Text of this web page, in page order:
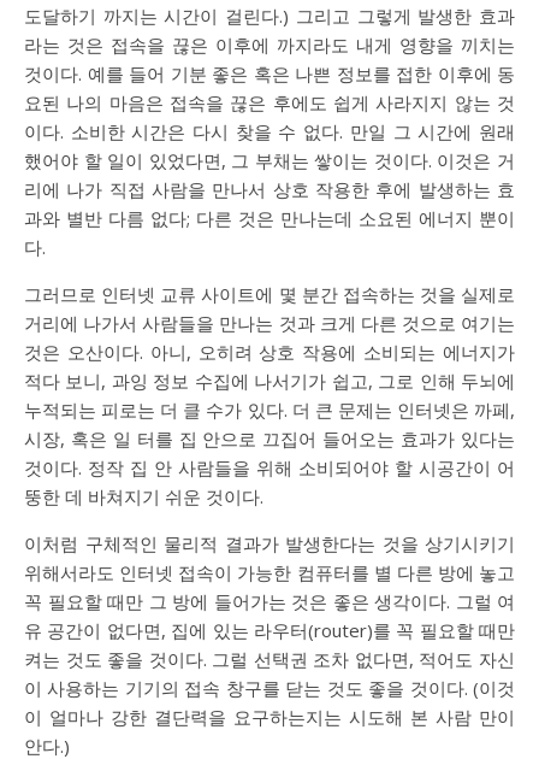
도달하기 까지는 시간이 걸린다.) 그리고 그렇게 발생한 효과
라는 것은 접속을 끊은 이후에 까지라도 내게 영향을 끼치는
것이다. 예를 들어 기분 좋은 혹은 나쁜 정보를 접한 이후에 동
요된 나의 마음은 접속을 끊은 후에도 쉽게 사라지지 않는 것
이다. 소비한 시간은 다시 찾을 수 없다. 만일 그 시간에 원래
했어야 할 일이 있었다면, 그 부채는 쌓이는 것이다. 이것은 거
리에 나가 직접 사람을 만나서 상호 작용한 후에 발생하는 효
과와 별반 다름 없다; 다른 것은 만나는데 소요된 에너지 뿐이
다.
그러므로 인터넷 교류 사이트에 몇 분간 접속하는 것을 실제로
거리에 나가서 사람들을 만나는 것과 크게 다른 것으로 여기는
것은 오산이다. 아니, 오히려 상호 작용에 소비되는 에너지가
적다 보니, 과잉 정보 수집에 나서기가 쉽고, 그로 인해 두뇌에
누적되는 피로는 더 클 수가 있다. 더 큰 문제는 인터넷은 까페,
시장, 혹은 일 터를 집 안으로 끄집어 들어오는 효과가 있다는
것이다. 정작 집 안 사람들을 위해 소비되어야 할 시공간이 어
뚱한 데 바쳐지기 쉬운 것이다.
이처럼 구체적인 물리적 결과가 발생한다는 것을 상기시키기
위해서라도 인터넷 접속이 가능한 컴퓨터를 별 다른 방에 놓고
꼭 필요할 때만 그 방에 들어가는 것은 좋은 생각이다. 그럴 여
유 공간이 없다면, 집에 있는 라우터(router)를 꼭 필요할 때만
켜는 것도 좋을 것이다. 그럴 선택권 조차 없다면, 적어도 자신
이 사용하는 기기의 접속 창구를 닫는 것도 좋을 것이다. (이것
이 얼마나 강한 결단력을 요구하는지는 시도해 본 사람 만이
안다.)